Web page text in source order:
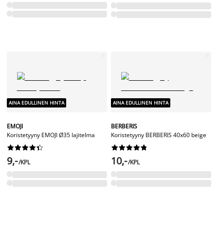
AINA EDULLINEN HINTA
EMOJI
Koristetyyny EMOJI Ø35 lajitelma






9,-/KPL
AINA EDULLINEN HINTA
BERBERIS
Koristetyyny BERBERIS 40x60 beige






10,-/KPL